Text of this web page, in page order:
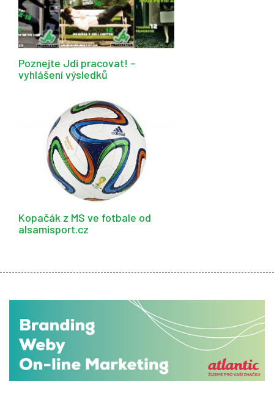
Poznejte Jdi pracovat! –
vyhlášení výsledků
Kopačák z MS ve fotbale od
alsamisport.cz